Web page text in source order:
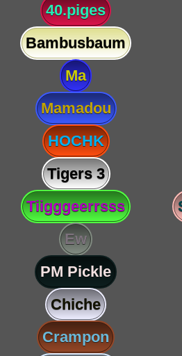
40.piges
Bambusbaum
Ma
Mamadou
HOCHK
Tigers 3
Tiigggeerrsss
Ew
PM Pickle
Chiche
Crampon